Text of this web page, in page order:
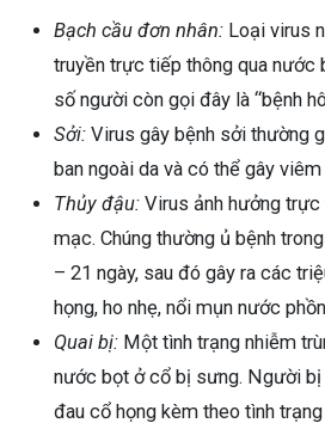
sau sinh là tình trạng viêm da
phổ biến, khiến đôi bàn tay,
của chị em trở nên khô...
Bạch cầu đơn nhân: Loại virus
truyền trực tiếp thông qua nước
số người còn gọi đây là “bệnh
Sởi: Virus gây bệnh sởi thường
ban ngoài da và có thể gây
Thủy đậu: Virus ảnh hưởng
mạc. Chúng thường ủ bệnh
– 21 ngày, sau đó gây ra các
họng, ho nhẹ, nổi mụn nước
Quai bị: Một tình trạng nhiễm
nước bọt ở cổ bị sưng. Người
đau cổ họng kèm theo tình